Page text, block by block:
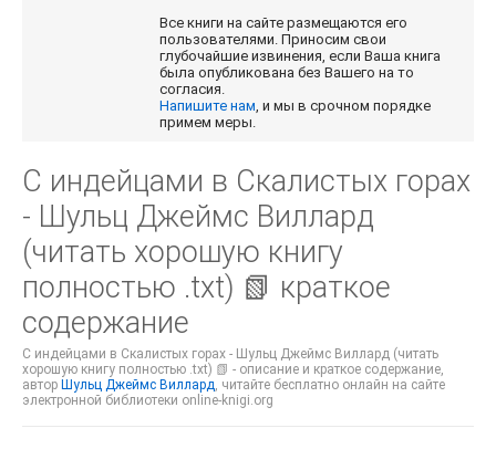
Все книги на сайте размещаются его
пользователями. Приносим свои
глубочайшие извинения, если Ваша книга
была опубликована без Вашего на то
согласия.
Напишите нам, и мы в срочном порядке
примем меры.
С индейцами в Скалистых горах
- Шульц Джеймс Виллард
(читать хорошую книгу
полностью .txt) 📗 краткое
содержание
С индейцами в Скалистых горах - Шульц Джеймс Виллард (читать
хорошую книгу полностью .txt) 📗 - описание и краткое содержание,
автор Шульц Джеймс Виллард, читайте бесплатно онлайн на сайте
электронной библиотеки online-knigi.org